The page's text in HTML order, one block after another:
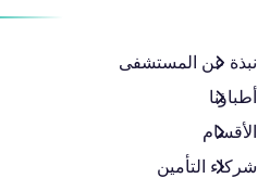
نبذة عن المستشفى
أطباؤنا
الأقسام
شركاء التأمين